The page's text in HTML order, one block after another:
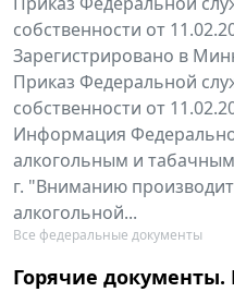
собственности от
Зарегистрировано в
Приказ Федеральной
собственности от
Информация
алкогольным и
г. "Вниманию
алкогольной...
Все федеральные документы
Горячие документы.